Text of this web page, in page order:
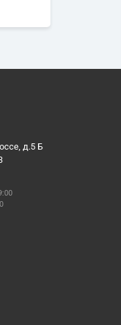
д.5 Б